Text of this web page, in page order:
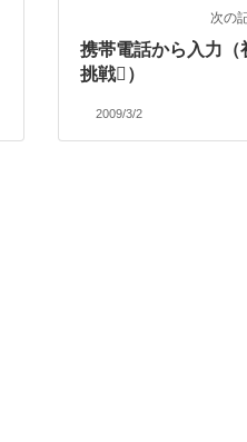
次の
携帯電話から入力（
挑戦）
2009/3/2